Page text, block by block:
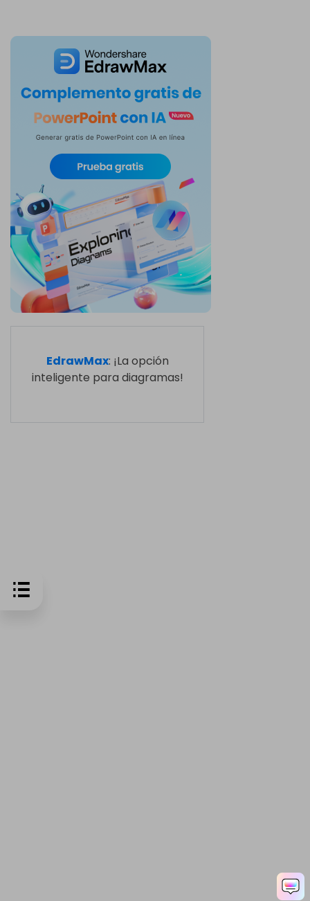
EdrawMax: ¡La opción
inteligente para diagramas!